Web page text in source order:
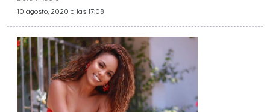
10 agosto, 2020 a las 17:08